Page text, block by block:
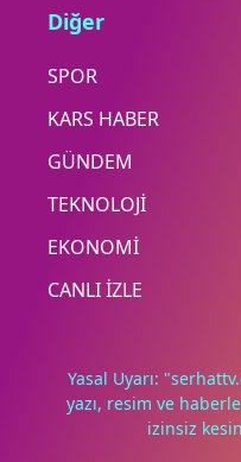
Diğer
SPOR
KARS HABER
GÜNDEM
TEKNOLOJİ
EKONOMİ
CANLI İZLE
Yasal Uyarı:
yazı, resim ve
izinsiz